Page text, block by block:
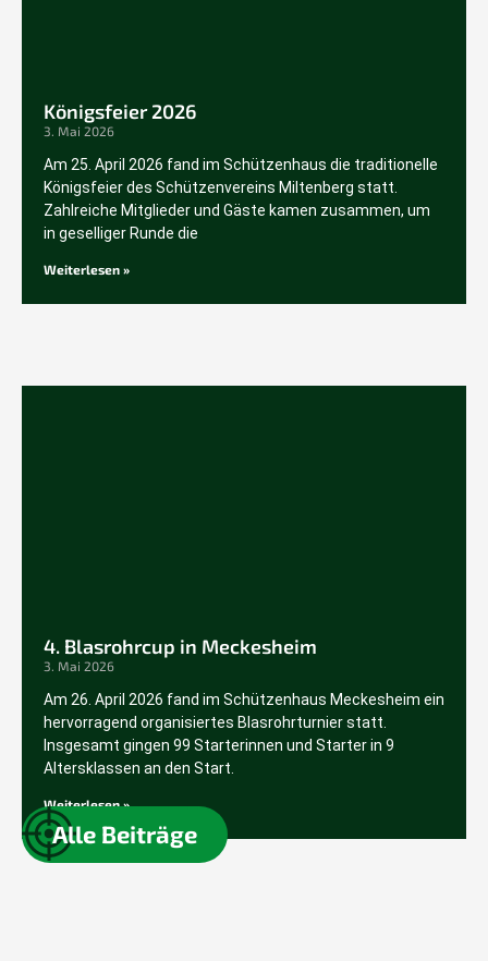
Königsfeier 2026
3. Mai 2026
Am 25. April 2026 fand im Schützenhaus die traditionelle
Königsfeier des Schützenvereins Miltenberg statt.
Zahlreiche Mitglieder und Gäste kamen zusammen, um
in geselliger Runde die
Weiterlesen »
4. Blasrohrcup in Meckesheim
3. Mai 2026
Am 26. April 2026 fand im Schützenhaus Meckesheim ein
hervorragend organisiertes Blasrohrturnier statt.
Insgesamt gingen 99 Starterinnen und Starter in 9
Altersklassen an den Start.
Weiterlesen »
Alle Beiträge